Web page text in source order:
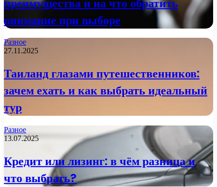
внимание при выборе
Разное
27.11.2025
Таиланд глазами путешественников:
зачем ехать и как выбрать идеальный
тур
Разное
13.07.2025
Кредит или лизинг: в чём разница и
что выбрать?